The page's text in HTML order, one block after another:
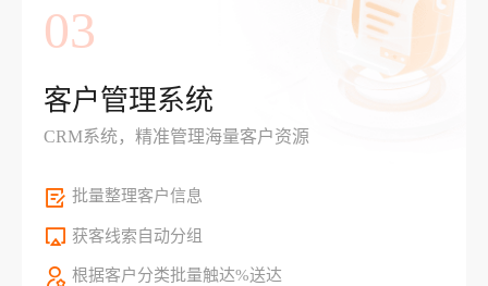
03
客户管理系统
CRM系统，精准管理海量客户资源
批量整理客户信息
获客线索自动分组
根据客户分类批量触达%送达